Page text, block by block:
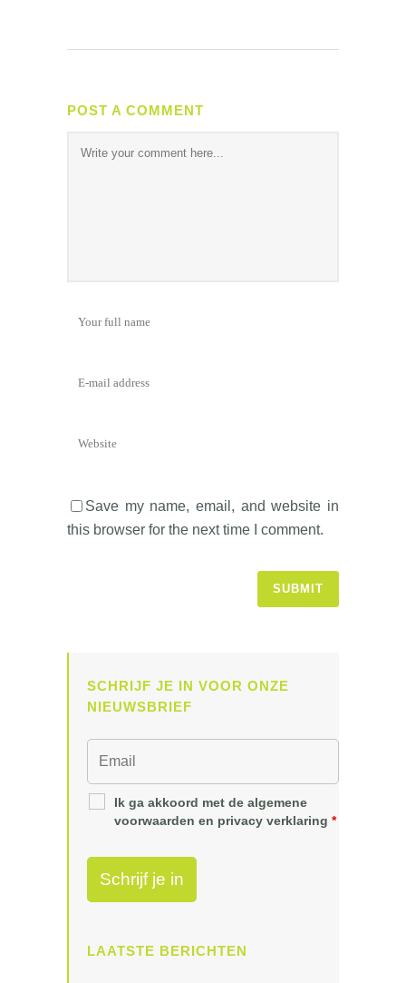
POST A COMMENT
Save my name, email, and website in
this browser for the next time I comment.
SCHRIJF JE IN VOOR ONZE
NIEUWSBRIEF
Ik ga akkoord met de algemene
voorwaarden en privacy verklaring *
LAATSTE BERICHTEN